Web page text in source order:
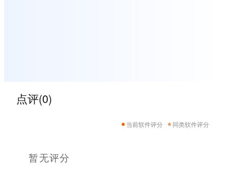
点评(0)
当前软件评分 同类软件评分
暂无评分